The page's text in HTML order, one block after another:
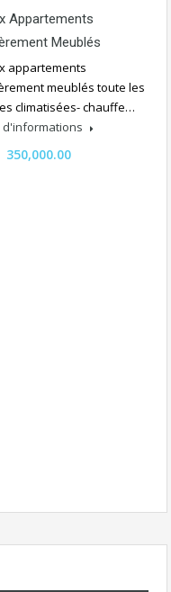
Appartements
Meublés
appartements
meublés toute les
climatisées- chauffe…
d'informations
350,000.00